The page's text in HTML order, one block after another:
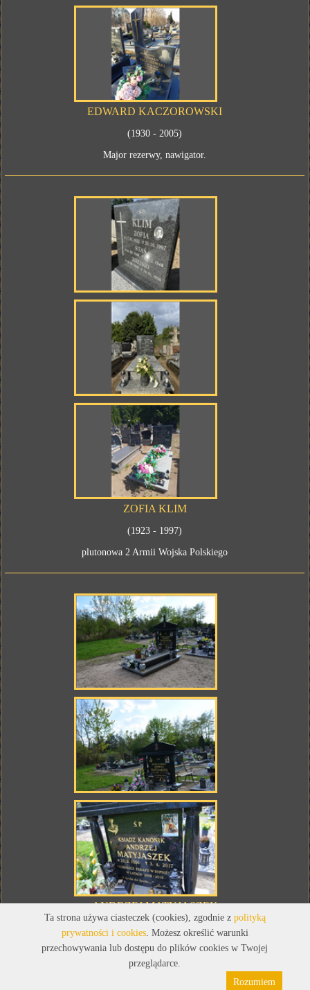
EDWARD KACZOROWSKI
(1930 - 2005)
Major rezerwy, nawigator.
ZOFIA KLIM
(1923 - 1997)
plutonowa 2 Armii Wojska Polskiego
ANDRZEJ MATYJASZEK
(1956 - 2017)
Ksiądz kanonik, proboszcz parafii w Sypniewie w latach 2008-2016.
Pliki cookies
Ta strona używa ciasteczek (cookies), zgodnie z polityką
prywatności i cookies. Możesz określić warunki
przechowywania lub dostępu do plików cookies w Twojej
przeglądarce.
Rozumiem